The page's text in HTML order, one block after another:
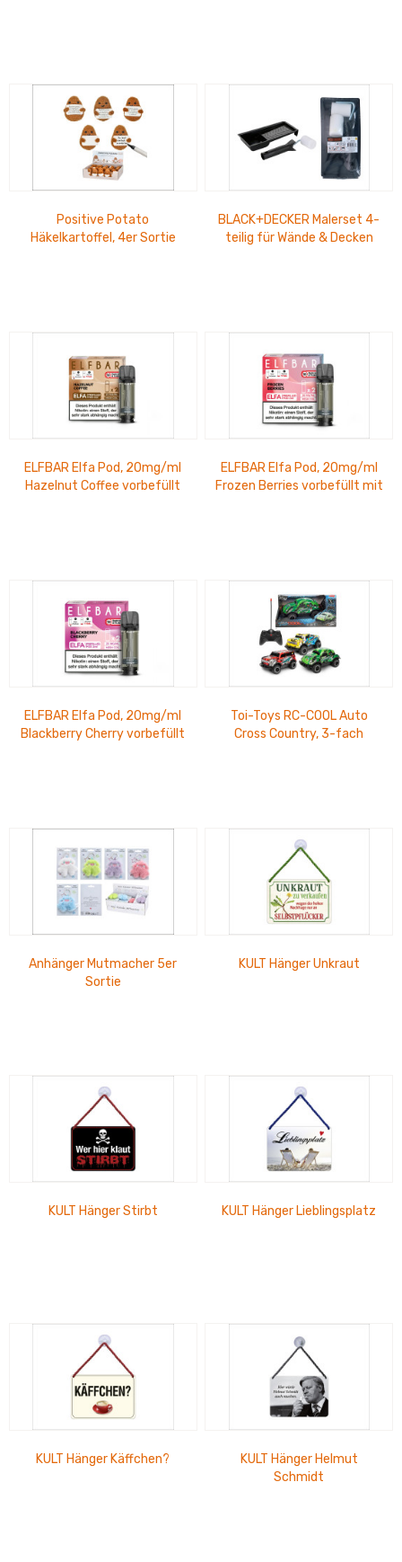
Positive Potato
Häkelkartoffel, 4er Sortie
BLACK+DECKER Malerset 4-
teilig für Wände & Decken
ELFBAR Elfa Pod, 20mg/ml
Hazelnut Coffee vorbefüllt
ELFBAR Elfa Pod, 20mg/ml
Frozen Berries vorbefüllt mit
ELFBAR Elfa Pod, 20mg/ml
Blackberry Cherry vorbefüllt
Toi-Toys RC-COOL Auto
Cross Country, 3-fach
Anhänger Mutmacher 5er
Sortie
KULT Hänger Unkraut
KULT Hänger Stirbt KULT Hänger Lieblingsplatz
KULT Hänger Käffchen?
KULT Hänger Helmut
Schmidt